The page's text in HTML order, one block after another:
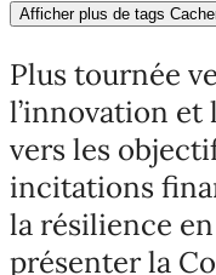
Afficher plus de tags
Plus tournée
l’innovation et
vers les
incitations
la résilience
présenter la